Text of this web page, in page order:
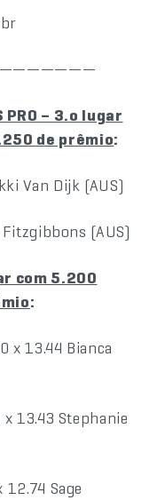
PRO – 3.o lugar
de prêmio:
Van Dijk (AUS)
(AUS)
com 5.200
:
x 13.44 Bianca
13.43 Stephanie
Sage